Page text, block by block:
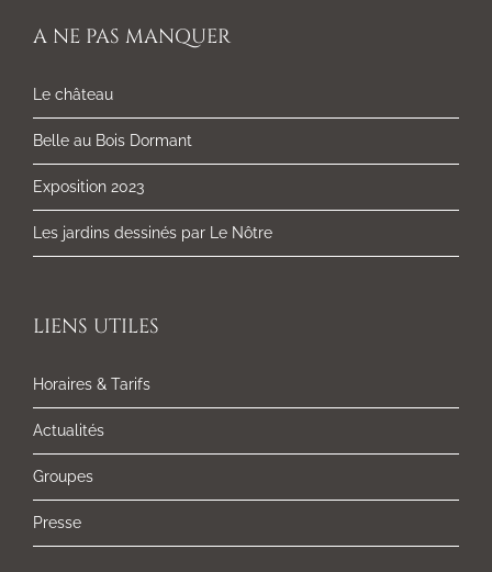
A NE PAS MANQUER
Le château
Belle au Bois Dormant
Exposition 2023
Les jardins dessinés par Le Nôtre
LIENS UTILES
Horaires & Tarifs
Actualités
Groupes
Presse